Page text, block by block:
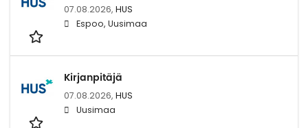
07.08.2026, HUS
Espoo, Uusimaa
Kirjanpitäjä
07.08.2026, HUS
Uusimaa